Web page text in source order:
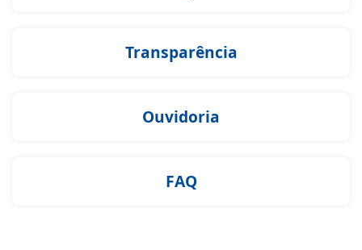
Transparência
Ouvidoria
FAQ